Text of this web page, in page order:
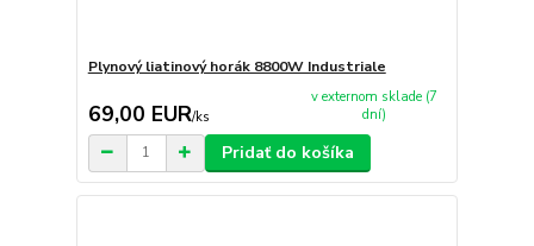
Plynový liatinový horák 8800W Industriale
69,00 EUR/ks
v externom sklade (7
dní)
Pridať do košíka